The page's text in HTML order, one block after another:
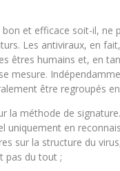
bon et efficace soit-il,
Les antiviraux, en
êtres humains et, en
mesure.
être regroupés
la méthode de
uniquement en
sur la structure du
pas du tout ;